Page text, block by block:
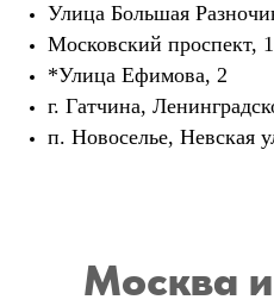
Улица Большая
Московский проспект,
*Улица Ефимова, 2
г. Гатчина,
п. Новоселье, Невская